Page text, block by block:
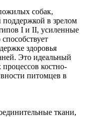
собак,
поддержкой в зрелом
I и II, усиленные
здоровья
Это идеальный
костно-
питомцев в
ткани,